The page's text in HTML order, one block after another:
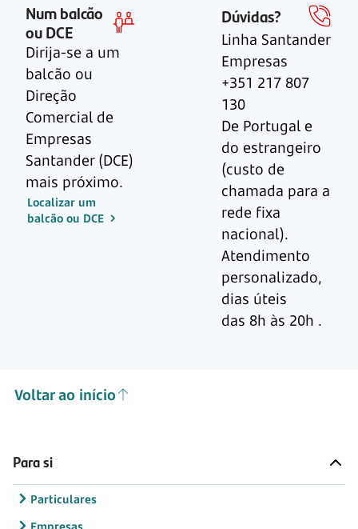
Num balcão
ou DCE
Dirija-se a um
balcão ou
Direção
Comercial de
Empresas
Santander (DCE)
mais próximo.
Localizar um
balcão ou DCE
Dúvidas?
Linha Santander
Empresas
+351 217 807
130
De Portugal e
do estrangeiro
(custo de
chamada para a
rede fixa
nacional).
Atendimento
personalizado,
dias úteis
das 8h às 20h .
Voltar ao início
Para si
Particulares
Empresas